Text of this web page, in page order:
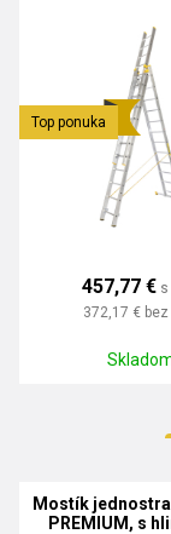
Top ponuka
457,77 € s
372,17 € bez
Mostík
PREMIUM, s